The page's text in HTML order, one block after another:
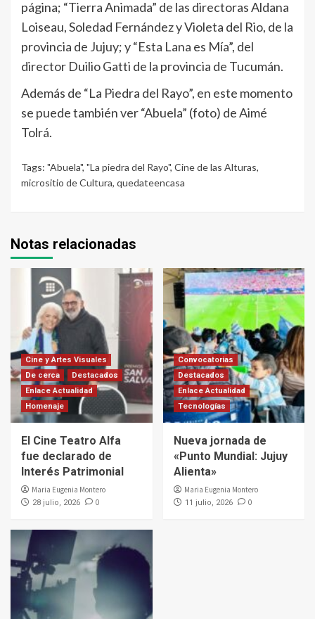
página; “Tierra Animada” de las directoras Aldana
Loiseau, Soledad Fernández y Violeta del Rio, de la
provincia de Jujuy; y “Esta Lana es Mía”, del
director Duilio Gatti de la provincia de Tucumán.
Además de “La Piedra del Rayo”, en este momento
se puede también ver “Abuela” (foto) de Aimé
Tolrá.
Tags: "Abuela", "La piedra del Rayo", Cine de las Alturas,
micrositio de Cultura, quedateencasa
Notas relacionadas
Cine y Artes Visuales
De cerca
Destacados
Enlace Actualidad
Homenaje
El Cine Teatro Alfa
fue declarado de
Interés Patrimonial
Maria Eugenia Montero
28 julio, 2026 0
Convocatorias
Destacados
Enlace Actualidad
Tecnologías
Nueva jornada de
«Punto Mundial: Jujuy
Alienta»
Maria Eugenia Montero
11 julio, 2026 0